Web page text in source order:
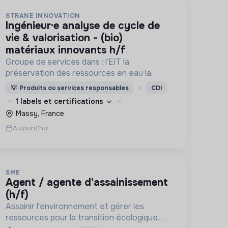
STRANE INNOVATION
ingénieur·e analyse de cycle de
vie & valorisation - (bio)
matériaux innovants h/f
Groupe de services dans : l’EIT la
préservation des ressources en eau la
prévention des inondations l’agriculture
durable et les écosystèmes terrestres les
sciences cognitives
💡 Produits ou services responsables CDI
1 labels et certifications
Massy, France
Aujourd'hui
SME
agent / agente d'assainissement
(h/f)
Assainir l'environnement et gérer les
ressources pour la transition écologique.